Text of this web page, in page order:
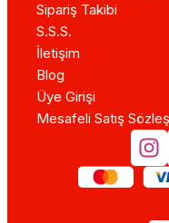
Sipariş Takibi
S.S.S.
İletişim
Blog
Üye Girişi
Mesafeli Satış